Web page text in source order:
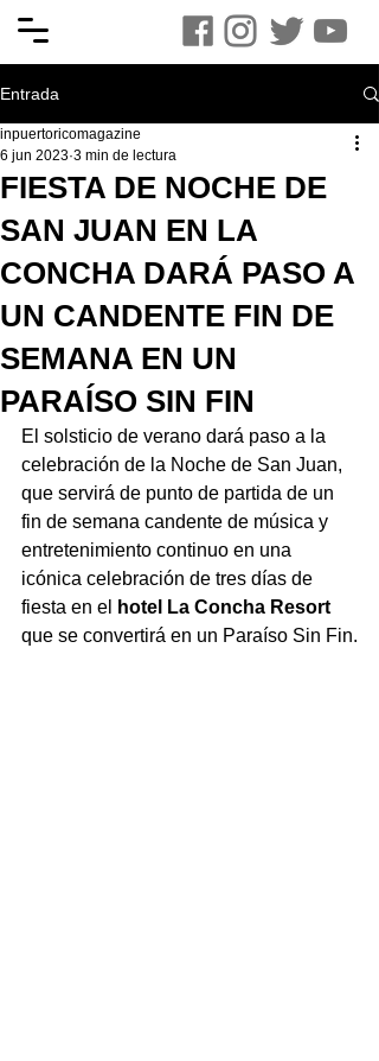
Entrada
FIESTA DE NOCHE DE
SAN JUAN EN LA
CONCHA DARÁ PASO A
UN CANDENTE FIN DE
SEMANA EN UN
PARAÍSO SIN FIN
inpuertoricomagazine
6 jun 2023 3 min de lectura
El solsticio de verano dará paso a la
celebración de la Noche de San Juan,
que servirá de punto de partida de un
fin de semana candente de música y
entretenimiento continuo en una
icónica celebración de tres días de
fiesta en el
hotel La Concha Resort
que se convertirá en un Paraíso Sin Fin.